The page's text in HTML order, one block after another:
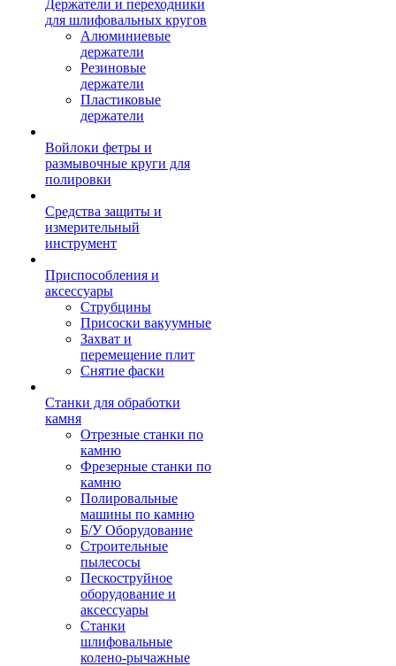
Держатели и переходники
для шлифовальных кругов
Алюминиевые
держатели
Резиновые
держатели
Пластиковые
держатели
Войлоки фетры и
размывочные круги для
полировки
Средства защиты и
измерительный
инструмент
Приспособления и
аксессуары
Струбцины
Присоски вакуумные
Захват и
перемещение плит
Снятие фаски
Станки для обработки
камня
Отрезные станки по
камню
Фрезерные станки по
камню
Полировальные
машины по камню
Б/У Оборудование
Строительные
пылесосы
Пескоструйное
оборудование и
аксессуары
Станки
шлифовальные
колено-рычажные